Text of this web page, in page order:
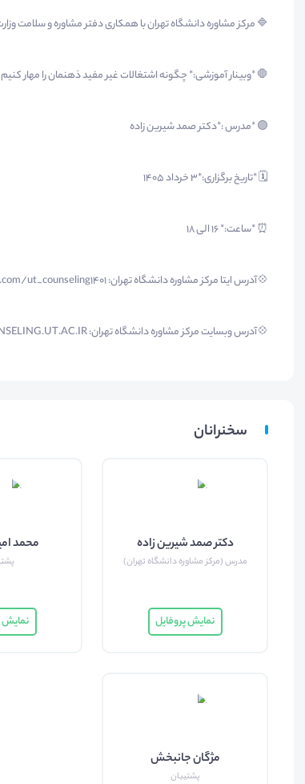
🔷 مرکز مشاوره دانشگاه تهران با همکاری دفتر مشاوره و سلامت
🛑 *وبینار آموزشی:* چگونه اشتغالات غیر مفید ذهنمان را مهار
🟣 *مدرس :*دکتر صمد شیرین زاده
🗓 *تاریخ برگزاری:*۳ خرداد ۱۴۰۵
⏰ *ساعت:* ۱۶ الی ۱۸
💠آدرس ایتا مرکز مشاوره دانشگاه تهران: https://eitaa.com/ut_counseling1401
💠آدرس وبسایت مرکز مشاوره دانشگاه تهران: https://COUNSELING.UT.AC.IR
سخنرانان
دکتر صمد شیرین زاده
مدرس (مرکز مشاوره دانشگاه تهران)
نمایش پروفایل
محمد
نمایش
مژگان جانبخش
پشتیبان